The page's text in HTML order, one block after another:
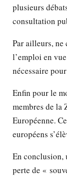
plusieurs
consultation
Par ailleurs, ne
l’emploi en
nécessaire
Enfin pour le
membres de la
Européenne.
européens
En conclusion,
perte de «